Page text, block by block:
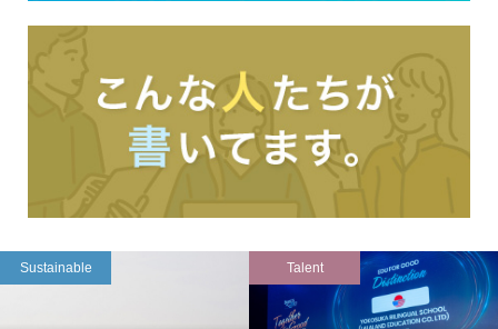
Sustainable Talent